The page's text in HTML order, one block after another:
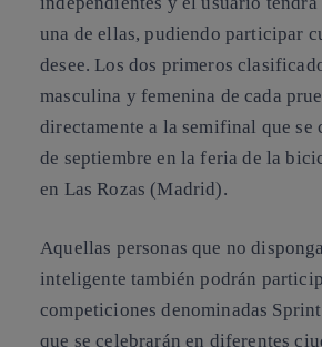
una de ellas, pudiendo participar
desee. Los dos primeros
masculina y femenina de cada
directamente a la semifinal que se
de septiembre en la feria de la
en Las Rozas (Madrid).
Aquellas personas que no
inteligente también podrán
competiciones denominadas
que se celebrarán en diferentes